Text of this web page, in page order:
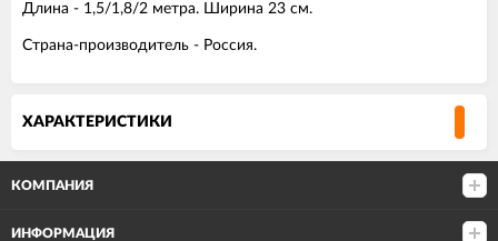
Длина - 1,5/1,8/2 метра. Ширина 23 см.
Страна-производитель - Россия.
ХАРАКТЕРИСТИКИ
КОМПАНИЯ
ИНФОРМАЦИЯ